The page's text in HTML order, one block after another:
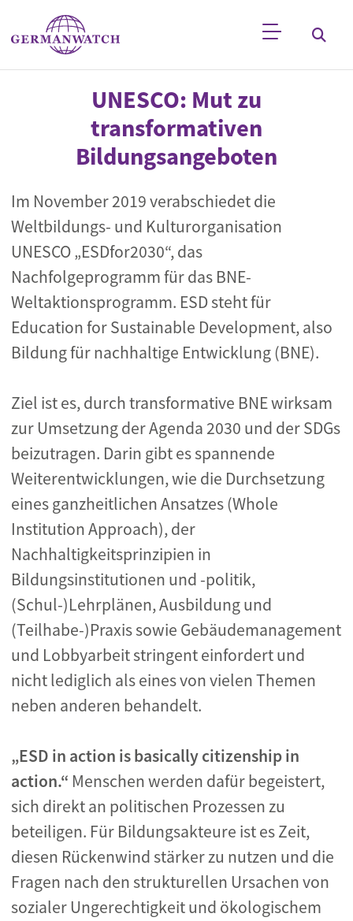
Direkt zum Inhalt
StichwortsucheUNESCO: Mut zu
transformativen
Bildungsangeboten
Im November 2019 verabschiedet die
Weltbildungs- und Kulturorganisation
UNESCO „ESDfor2030“, das
Nachfolgeprogramm für das BNE-
Weltaktionsprogramm. ESD steht für
Education for Sustainable Development, also
Bildung für nachhaltige Entwicklung (BNE).
Ziel ist es, durch transformative BNE wirksam
zur Umsetzung der Agenda 2030 und der SDGs
beizutragen. Darin gibt es spannende
Weiterentwicklungen, wie die Durchsetzung
eines ganzheitlichen Ansatzes (Whole
Institution Approach), der
Nachhaltigkeitsprinzipien in
Bildungsinstitutionen und -politik,
(Schul-)Lehrplänen, Ausbildung und
(Teilhabe-)Praxis sowie Gebäudemanagement
und Lobbyarbeit stringent einfordert und
nicht lediglich als eines von vielen Themen
neben anderen behandelt.
„ESD in action is basically citizenship in
action.“ Menschen werden dafür begeistert,
sich direkt an politischen Prozessen zu
beteiligen. Für Bildungsakteure ist es Zeit,
diesen Rückenwind stärker zu nutzen und die
Fragen nach den strukturellen Ursachen von
sozialer Ungerechtigkeit und ökologischem